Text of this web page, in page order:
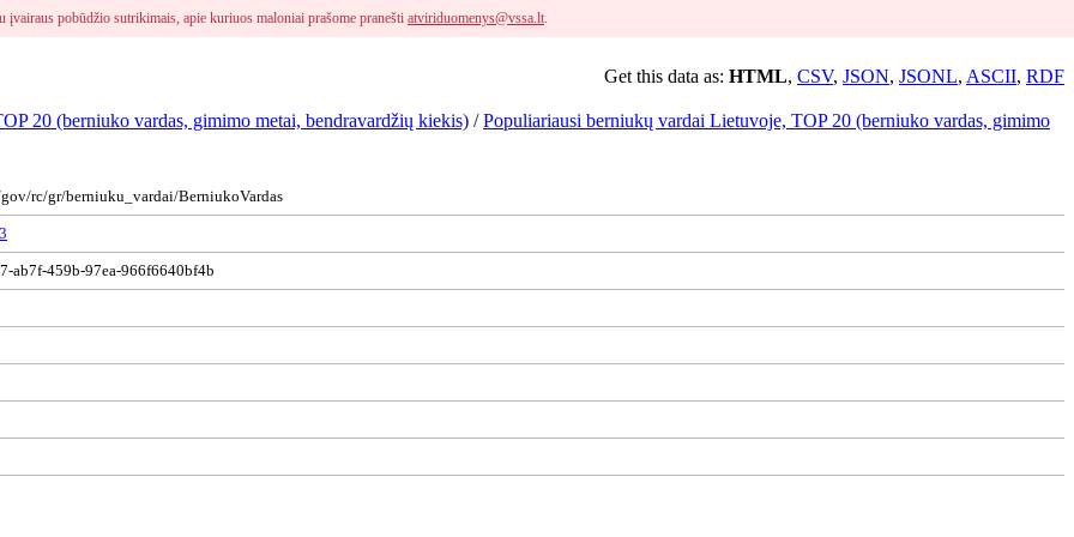
įvairaus pobūdžio sutrikimais, apie kuriuos maloniai prašome pranešti atviriduomenys@vssa.lt.
Get this data as: HTML, CSV, JSON, JSONL, ASCII, RDF
20 (berniuko vardas, gimimo metai, bendravardžių kiekis) /Populiariausi berniukų vardai Lietuvoje, TOP 20 (berniuko vardas, gimimo
gov/rc/gr/berniuku_vardai/BerniukoVardas
ab7f-459b-97ea-966f6640bf4b